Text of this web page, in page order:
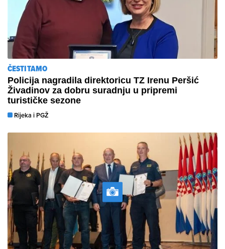
ČESTITAMO
Policija nagradila direktoricu TZ Irenu Peršić
Živadinov za dobru suradnju u pripremi
turističke sezone
Rijeka i PGŽ